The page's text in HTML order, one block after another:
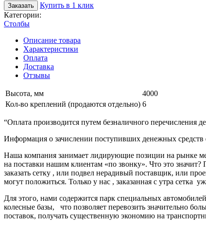
Заказать
Купить в 1 клик
Категории:
Столбы
Описание товара
Характеристики
Оплата
Доставка
Отзывы
Высота, мм
4000
Кол-во креплений (продаются отдельно) 6
“Оплата производится путем безналичного перечисления
Информация о зачислении поступивших денежных средств
Наша компания занимает лидирующие позиции на рынке
на поставки нашим клиентам «по звонку». Что это
заказать сетку , или подвел нерадивый поставщик, или
могут положиться. Только у нас , заказанная с утра сетка
Для этого, нами содержится парк специальных
колесные базы, что позволяет перевозить значительно
поставок, получать существенную экономию на